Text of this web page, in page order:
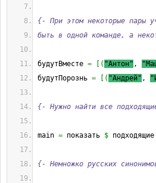
{- При этом некоторые пары
быть в одной команде, а
будутВместе = ( "Антон" ,
будутПорознь = ( "Андрей" ,
{- Нужно найти все
main = показать $
{- Немножко русских